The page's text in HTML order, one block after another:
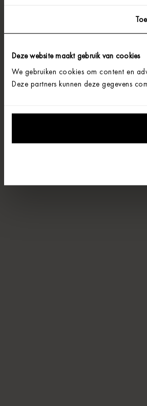
Deze website maakt gebruik van cookies
We gebruiken cookies om content en
Deze partners kunnen deze gegevens